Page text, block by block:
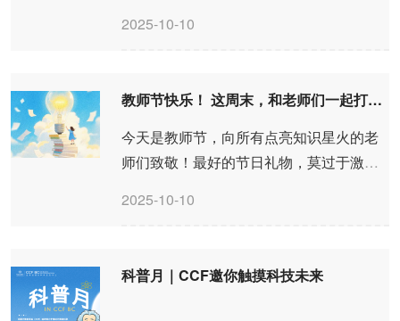
秀，旨在激发公众尤其是青少年群体对计
2025-10-10
教师节快乐！ 这周末，和老师们一起打开课本的魔法世界！
今天是教师节，向所有点亮知识星火的老
师们致敬！最好的节日礼物，莫过于激发
科学秀开学首秀，就是一场为孩子准备
2025-10-10
科普月｜CCF邀你触摸科技未来